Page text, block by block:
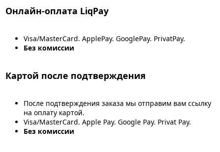
Онлайн-оплата LiqPay
Visa/MasterCard. ApplePay. GooglePay. PrivatPay.
Без комиссии
Картой после подтверждения
После подтверждения заказа мы отправим вам ссылку
на оплату картой.
Visa/MasterCard. Apple Pay. Google Pay. Privat Pay.
Без комиссии